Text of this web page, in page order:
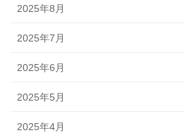
2025年8月
2025年7月
2025年6月
2025年5月
2025年4月